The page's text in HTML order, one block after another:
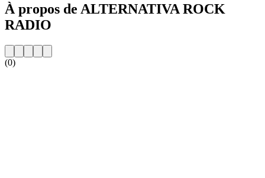
À propos de ALTERNATIVA ROCK
RADIO
(0)